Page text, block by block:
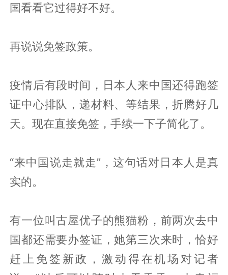
国看看它过得好不好。
再说说免签政策。
疫情后有段时间，日本人来中国还得跑签
证中心排队，递材料、等结果，折腾好几
天。现在直接免签，手续一下子简化了。
“来中国说走就走”，这句话对日本人是真
实的。
有一位叫古屋优子的熊猫粉，前两次去中
国都还需要办签证，她第三次来时，恰好
赶上免签新政，激动得在机场对记者